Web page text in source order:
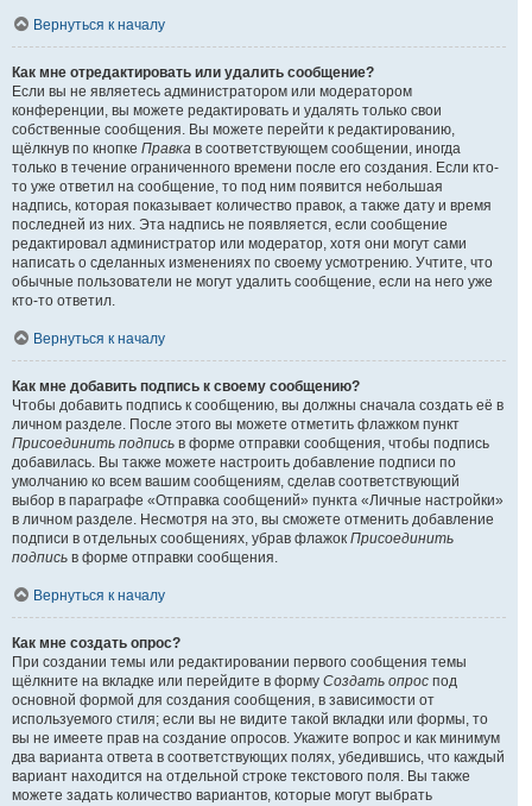
Вернуться к началу
Как мне отредактировать или удалить сообщение?
Если вы не являетесь администратором или модератором
конференции, вы можете редактировать и удалять только свои
собственные сообщения. Вы можете перейти к редактированию,
щёлкнув по кнопке Правка в соответствующем сообщении, иногда
только в течение ограниченного времени после его создания. Если кто-
то уже ответил на сообщение, то под ним появится небольшая
надпись, которая показывает количество правок, а также дату и время
последней из них. Эта надпись не появляется, если сообщение
редактировал администратор или модератор, хотя они могут сами
написать о сделанных изменениях по своему усмотрению. Учтите, что
обычные пользователи не могут удалить сообщение, если на него уже
кто-то ответил.
Вернуться к началу
Как мне добавить подпись к своему сообщению?
Чтобы добавить подпись к сообщению, вы должны сначала создать её в
личном разделе. После этого вы можете отметить флажком пункт
Присоединить подпись в форме отправки сообщения, чтобы подпись
добавилась. Вы также можете настроить добавление подписи по
умолчанию ко всем вашим сообщениям, сделав соответствующий
выбор в параграфе «Отправка сообщений» пункта «Личные настройки»
в личном разделе. Несмотря на это, вы сможете отменить добавление
подписи в отдельных сообщениях, убрав флажок Присоединить
подпись в форме отправки сообщения.
Вернуться к началу
Как мне создать опрос?
При создании темы или редактировании первого сообщения темы
щёлкните на вкладке или перейдите в форму Создать опрос под
основной формой для создания сообщения, в зависимости от
используемого стиля; если вы не видите такой вкладки или формы, то
вы не имеете прав на создание опросов. Укажите вопрос и как минимум
два варианта ответа в соответствующих полях, убедившись, что каждый
вариант находится на отдельной строке текстового поля. Вы также
можете задать количество вариантов, которые могут выбрать